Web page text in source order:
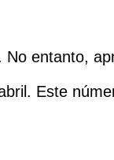
entanto,
Este